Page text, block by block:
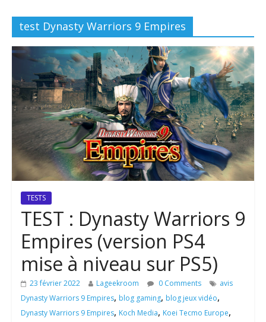
test Dynasty Warriors 9 Empires
TESTS
TEST : Dynasty Warriors 9
Empires (version PS4
mise à niveau sur PS5)
23 février 2022 Lageekroom 0 Comments
avis
Dynasty Warriors 9 Empires, blog gaming, blog jeux vidéo,
Dynasty Warriors 9 Empires, Koch Media, Koei Tecmo Europe,